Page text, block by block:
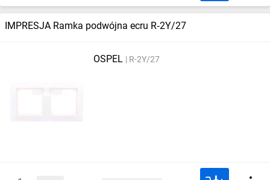
IMPRESJA Ramka podwójna ecru R‑2Y/27
OSPEL R-2Y/27